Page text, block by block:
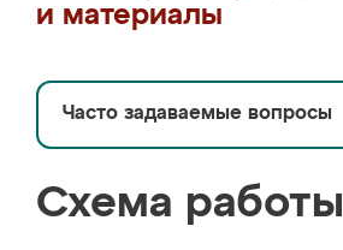
и материалы
Часто задаваемые вопросы
Схема работы